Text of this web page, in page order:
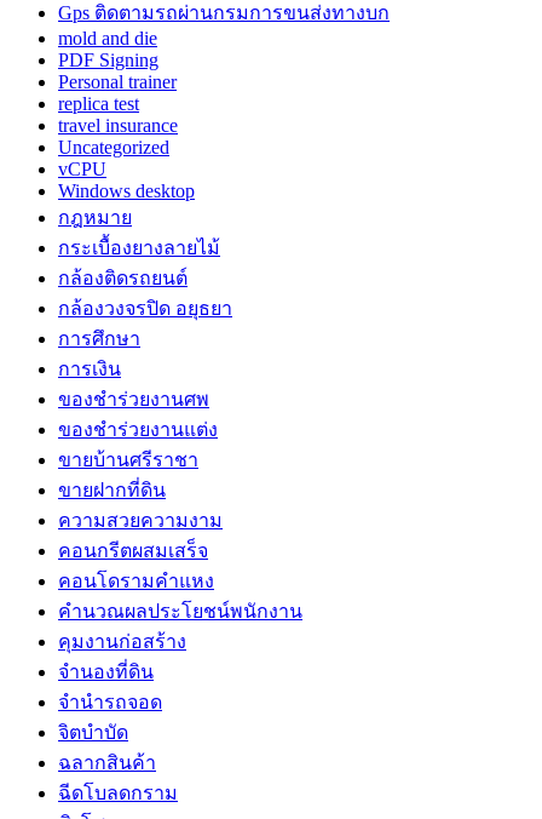
Gps ติดตามรถผ่านกรมการขนส่งทางบก
mold and die
PDF Signing
Personal trainer
replica test
travel insurance
Uncategorized
vCPU
Windows desktop
กฎหมาย
กระเบื้องยางลายไม้
กล้องติดรถยนต์
กล้องวงจรปิด อยุธยา
การศึกษา
การเงิน
ของชำร่วยงานศพ
ของชำร่วยงานแต่ง
ขายบ้านศรีราชา
ขายฝากที่ดิน
ความสวยความงาม
คอนกรีตผสมเสร็จ
คอนโดรามคำแหง
คำนวณผลประโยชน์พนักงาน
คุมงานก่อสร้าง
จำนองที่ดิน
จำนำรถจอด
จิตบำบัด
ฉลากสินค้า
ฉีดโบลดกราม